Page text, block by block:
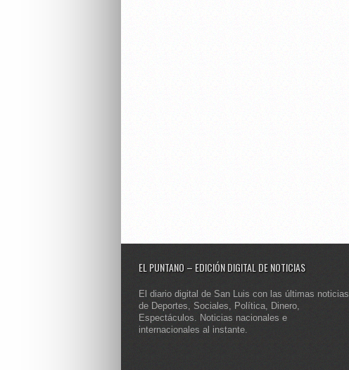
EL PUNTANO – EDICIÓN DIGITAL DE NOTICIAS
El diario digital de San Luis con las últimas noticias
de Deportes, Sociales, Política, Dinero,
Espectáculos. Noticias nacionales e
internacionales al instante.